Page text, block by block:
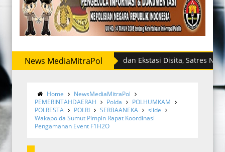
News MediaMitraPolSabu dan Ekstasi Disita, Satres Narkoba
Home
NewsMediaMitraPol
PEMERINTAHDAERAH
Polda
POLHUMKAM
POLRESTA
POLRI SERBAANEKA
slide
Wakapolda Sumut Pimpin Rapat Koordinasi
Pengamanan Event F1H2O